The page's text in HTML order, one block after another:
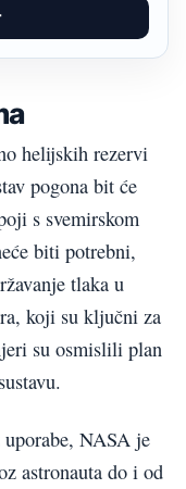
helijskih rezervi
pogona bit će
s svemirskom
biti potrebni,
tlaka u
koji su ključni za
su osmislili plan
uporabe, NASA je
astronauta do i od